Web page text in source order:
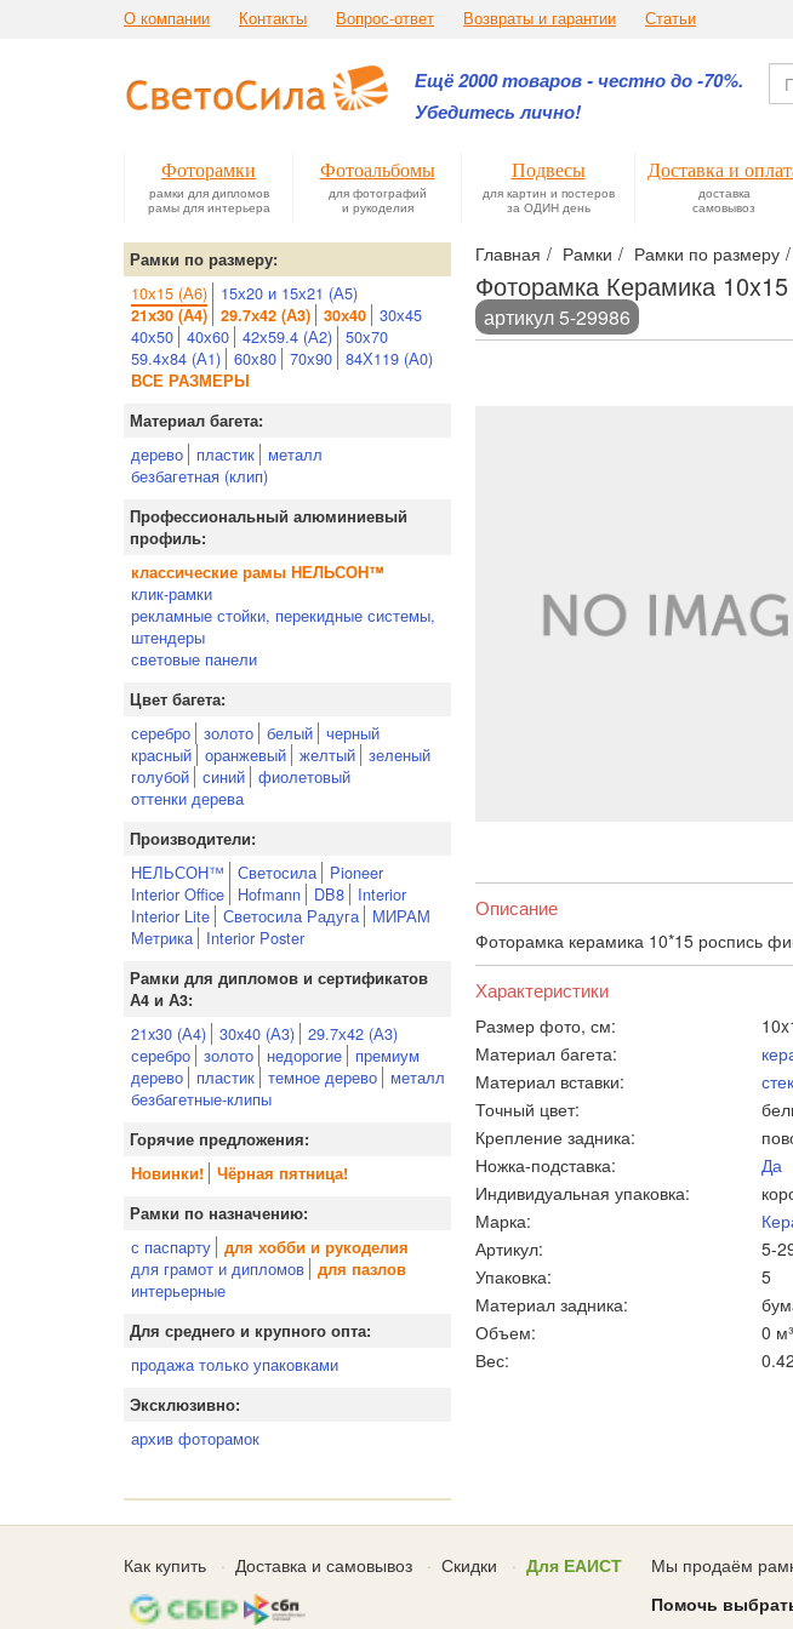
О компании Контакты Вопрос-ответ Возвраты и гарантии Статьи
Ещё 2000 товаров - честно до -70%.
Убедитесь лично!
Фоторамки
рамки для дипломов
рамы для интерьера
Фотоальбомы
для фотографий
и рукоделия
Подвесы
для картин и постеров
за ОДИН день
Доставка и
доставка
самовывоз
Главная Рамки Рамки по размеру
Фоторамка Керамика
артикул 5-29986
Рамки по размеру:
10х15 (А6) 15х20 и 15х21 (А5)
21х30 (А4) 29.7х42 (А3) 30х40
30х45
40х50 40х60 42х59.4 (А2) 50х70
59.4х84 (А1) 60х80 70х90 84Х119 (А0)
ВСЕ РАЗМЕРЫ
Материал багета:
дерево пластик
металл
безбагетная (клип)
Профессиональный алюминиевый
профиль:
классические рамы НЕЛЬСОН™
клик-рамки
рекламные стойки, перекидные системы,
штендеры
световые панели
Цвет багета:
серебро золото белый черный
красный оранжевый желтый зеленый
голубой синий фиолетовый
оттенки дерева
Производители:
НЕЛЬСОН™ Светосила
Pioneer
Interior Office
Hofmann DB8
Interior
Interior Lite Светосила Радуга
МИРАМ
Метрика
Interior Poster
Рамки для дипломов и сертификатов
А4 и А3:
21x30 (А4) 30x40 (А3) 29.7х42 (А3)
серебро золото недорогие
премиум
дерево
пластик темное дерево
металл
безбагетные-клипы
Горячие предложения:
Новинки!
Чёрная пятница!
Рамки по назначению:
с паспарту для хобби и рукоделия
для грамот и дипломов для пазлов
интерьерные
Для среднего и крупного опта:
продажа только упаковками
Эксклюзивно:
архив фоторамок
Описание
Фоторамка керамика 10*15 роспись
Характеристики
Размер фото, см:
Материал багета:
Материал вставки:
Точный цвет:
Крепление задника:
Ножка-подставка:
Да
Индивидуальная упаковка:
Марка:
Артикул:
5-
Упаковка:
5
Материал задника:
Объем:
0 м³
Вес:
Как купить Доставка и самовывоз Скидки Для ЕАИСТ
Мы продаём
Помочь